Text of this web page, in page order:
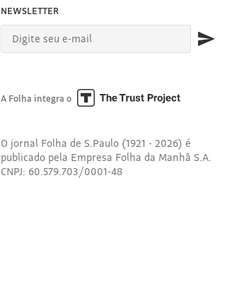
NEWSLETTER
A Folha integra o
O jornal Folha de S.Paulo (1921 - 2026) é
publicado pela Empresa Folha da Manhã S.A.
CNPJ: 60.579.703/0001-48